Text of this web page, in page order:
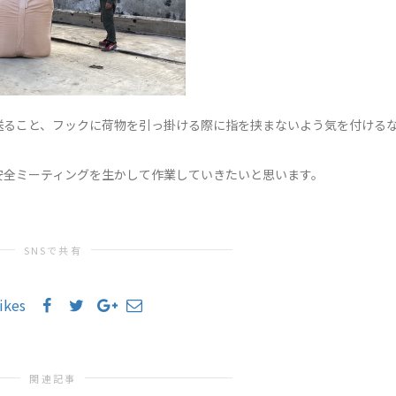
こと、フックに荷物を引っ掛ける際に指を挟まないよう気を付ける
ミーティングを生かして作業していきたいと思います。
SNSで共有
関連記事